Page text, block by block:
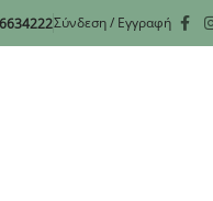
Σύνδεση / Εγγραφή